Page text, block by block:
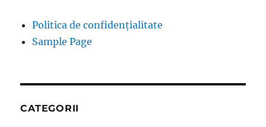
Politica de confidențialitate
Sample Page
CATEGORII